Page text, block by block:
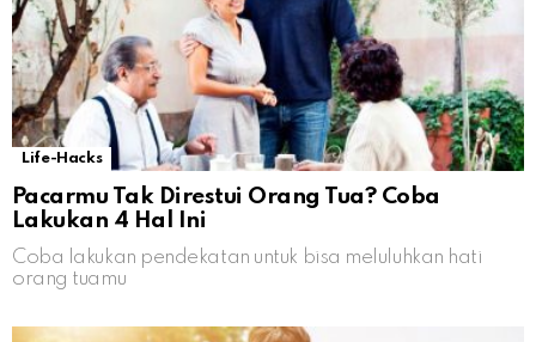
Life-Hacks
Pacarmu Tak Direstui Orang Tua? Coba
Lakukan 4 Hal Ini
Coba lakukan pendekatan untuk bisa meluluhkan hati
orang tuamu